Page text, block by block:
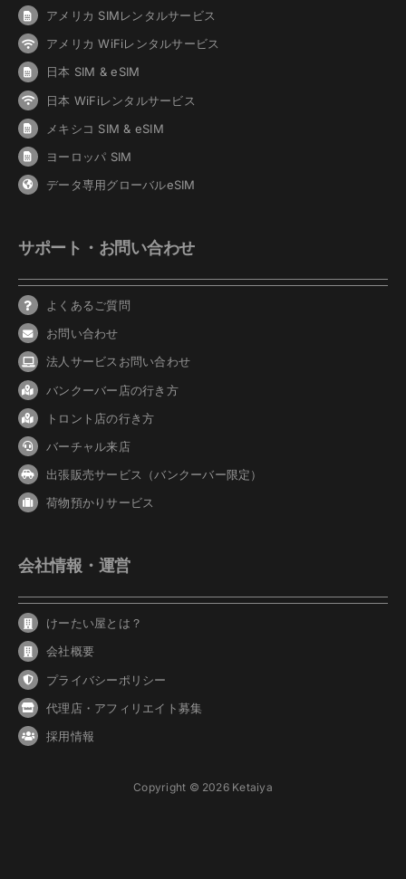
アメリカ SIMレンタルサービス
アメリカ WiFiレンタルサービス
日本 SIM & eSIM
日本 WiFiレンタルサービス
メキシコ SIM & eSIM
ヨーロッパ SIM
データ専用グローバルeSIM
サポート・お問い合わせ
よくあるご質問
お問い合わせ
法人サービスお問い合わせ
バンクーバー 店の行き方
トロント店の行き方
バーチャル来店
出張販売サービス（バンクーバー限定）
荷物預かりサービス
会社情報・運営
けーたい屋とは？
会社概要
プライバシーポリシー
代理店・アフィリエイト募集
採用情報
Copyright © 2026 Ketaiya